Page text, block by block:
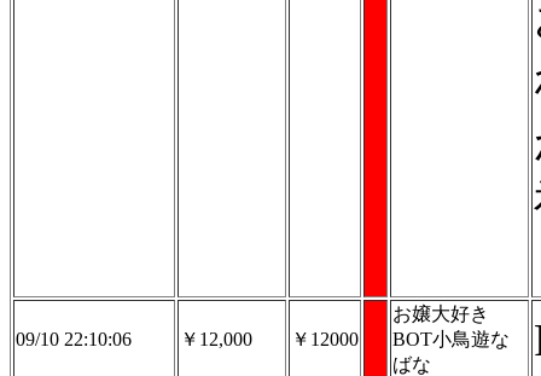
09/10 22:10:06 ￥12,000 ￥12000
お嬢大好き
BOT小鳥遊な
ばな